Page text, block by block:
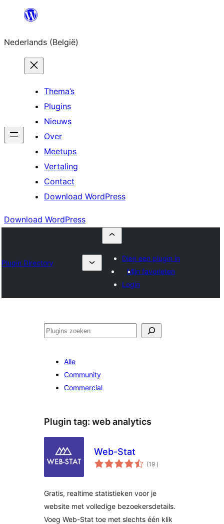
Spring
de
inhoud
Nederlands (België)
Thema’s
Plugins
Nieuws
Over
Meetups
Vertaling
Contact
Download WordPress
Download WordPress
Plugin Directory
Dien een plugin in
Mijn favorieten
Login
Zoeken
Alle
Community
Commercial
Plugin tag: web analytics
Web-Stat
(19 aantal
beoordelingen
)
Gratis, realtime statistieken voor je
website met volledige bezoekersdetails.
Voeg Web-Stat toe met slechts één klik